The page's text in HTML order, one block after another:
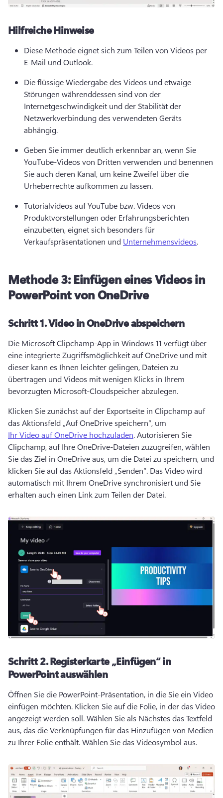
Hilfreiche Hinweise
Diese Methode eignet sich zum Teilen von Videos per
E-Mail und Outlook.
Die flüssige Wiedergabe des Videos und etwaige
Störungen währenddessen sind von der
Internetgeschwindigkeit und der Stabilität der
Netzwerkverbindung des verwendeten Geräts
abhängig.
Geben Sie immer deutlich erkennbar an, wenn Sie
YouTube-Videos von Dritten verwenden und benennen
Sie auch deren Kanal, um keine Zweifel über die
Urheberrechte aufkommen zu lassen.
Tutorialvideos auf YouTube bzw. Videos von
Produktvorstellungen oder Erfahrungsberichten
einzubetten, eignet sich besonders für
Verkaufspräsentationen und Unternehmensvideos.
Methode 3: Einfügen eines Videos in
PowerPoint von OneDrive
Schritt 1.Video in OneDrive abspeichern
Die Microsoft Clipchamp-App in Windows 11 verfügt über
eine integrierte Zugriffsmöglichkeit auf OneDrive und mit
dieser kann es Ihnen leichter gelingen, Dateien zu
übertragen und Videos mit wenigen Klicks in Ihrem
bevorzugten Microsoft-Cloudspeicher abzulegen.
Klicken Sie zunächst auf der Exportseite in Clipchamp auf
das Aktionsfeld „Auf OneDrive speichern“, um
Ihr Video auf OneDrive hochzuladen. Autorisieren Sie
Clipchamp, auf Ihre OneDrive-Dateien zuzugreifen, wählen
Sie das Ziel in OneDrive aus, um die Datei zu speichern, und
klicken Sie auf das Aktionsfeld „Senden“. Das Video wird
automatisch mit Ihrem OneDrive synchronisiert und Sie
erhalten auch einen Link zum Teilen der Datei.
Schritt 2.Registerkarte „Einfügen“ in
PowerPoint auswählen
Öffnen Sie die PowerPoint-Präsentation, in die Sie ein Video
einfügen möchten. Klicken Sie auf die Folie, in der das Video
angezeigt werden soll. Wählen Sie als Nächstes das Textfeld
aus, das die Verknüpfungen für das Hinzufügen von Medien
zu Ihrer Folie enthält. Wählen Sie das Videosymbol aus.